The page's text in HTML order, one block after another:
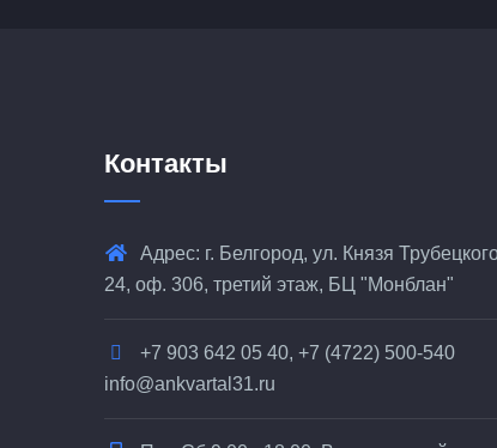
Контакты
Адрес: г. Белгород, ул. Князя
24, оф. 306, третий этаж, БЦ "Монблан"
+7 903 642 05 40, +7 (4722) 500-540
info@ankvartal31.ru